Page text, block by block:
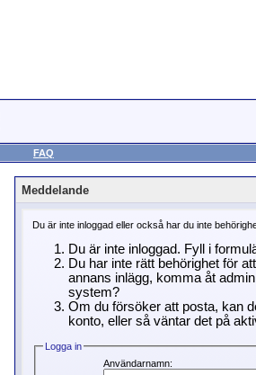
FAQ
Meddelande
Du är inte inloggad eller också har du inte
Du är inte inloggad. Fyll i
Du har inte rätt behörighet för
annans inlägg, komma åt
system?
Om du försöker att posta, kan
konto, eller så väntar det på
Logga in
Användarnamn: